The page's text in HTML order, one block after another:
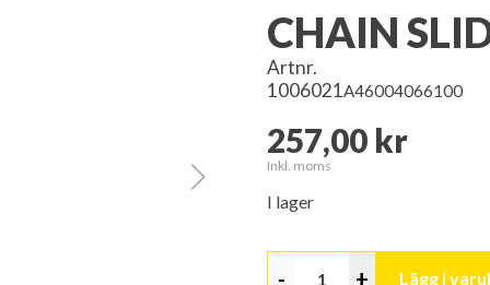
CHAIN
Artnr.
1006021A46004066100
257,00 kr
Inkl. moms
I lager
- + Lägg i